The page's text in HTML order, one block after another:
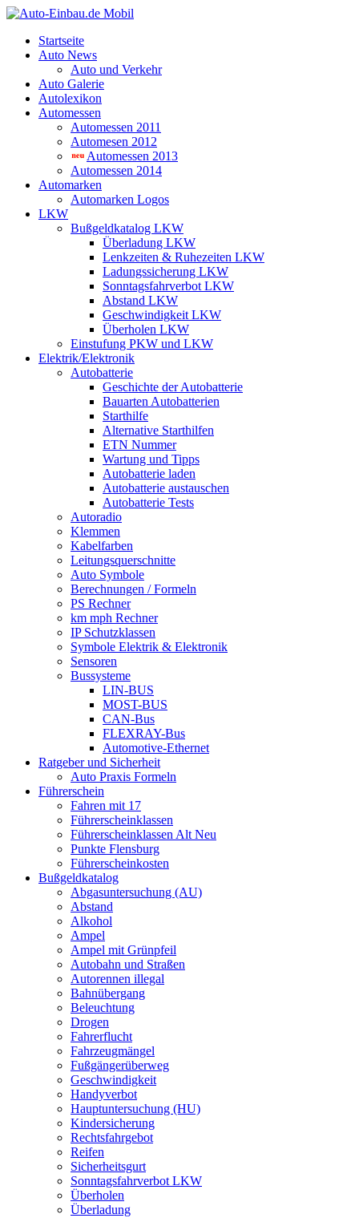
Startseite
Auto News
Auto und Verkehr
Auto Galerie
Autolexikon
Automessen
Automessen 2011
Automesen 2012
Automessen 2013
Automessen 2014
Automarken
Automarken Logos
LKW
Bußgeldkatalog LKW
Überladung LKW
Lenkzeiten & Ruhezeiten LKW
Ladungssicherung LKW
Sonntagsfahrverbot LKW
Abstand LKW
Geschwindigkeit LKW
Überholen LKW
Einstufung PKW und LKW
Elektrik/Elektronik
Autobatterie
Geschichte der Autobatterie
Bauarten Autobatterien
Starthilfe
Alternative Starthilfen
ETN Nummer
Wartung und Tipps
Autobatterie laden
Autobatterie austauschen
Autobatterie Tests
Autoradio
Klemmen
Kabelfarben
Leitungsquerschnitte
Auto Symbole
Berechnungen / Formeln
PS Rechner
km mph Rechner
IP Schutzklassen
Symbole Elektrik & Elektronik
Sensoren
Bussysteme
LIN-BUS
MOST-BUS
CAN-Bus
FLEXRAY-Bus
Automotive-Ethernet
Ratgeber und Sicherheit
Auto Praxis Formeln
Führerschein
Fahren mit 17
Führerscheinklassen
Führerscheinklassen Alt Neu
Punkte Flensburg
Führerscheinkosten
Bußgeldkatalog
Abgasuntersuchung (AU)
Abstand
Alkohol
Ampel
Ampel mit Grünpfeil
Autobahn und Straßen
Autorennen illegal
Bahnübergang
Beleuchtung
Drogen
Fahrerflucht
Fahrzeugmängel
Fußgängerüberweg
Geschwindigkeit
Handyverbot
Hauptuntersuchung (HU)
Kindersicherung
Rechtsfahrgebot
Reifen
Sicherheitsgurt
Sonntagsfahrverbot LKW
Überholen
Überladung